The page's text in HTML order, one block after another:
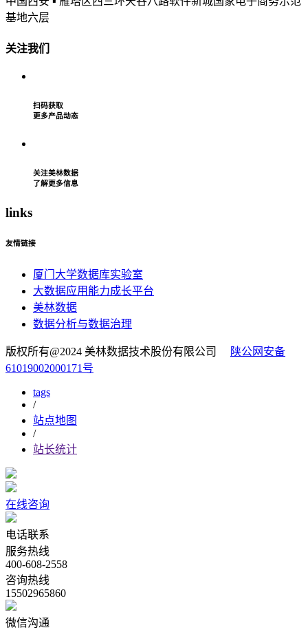
基地六层
关注我们
扫码获取
更多产品动态
关注美林数据
了解更多信息
links
友情链接
厦门大学数据库实验室
大数据应用能力成长平台
美林数据
数据分析与数据治理
版权所有@2024 美林数据技术股份有限公司
陕公网安备
61019002000171号
tags
/
站点地图
/
站长统计
在线咨询
电话联系
服务热线
400-608-2558
咨询热线
15502965860
微信沟通